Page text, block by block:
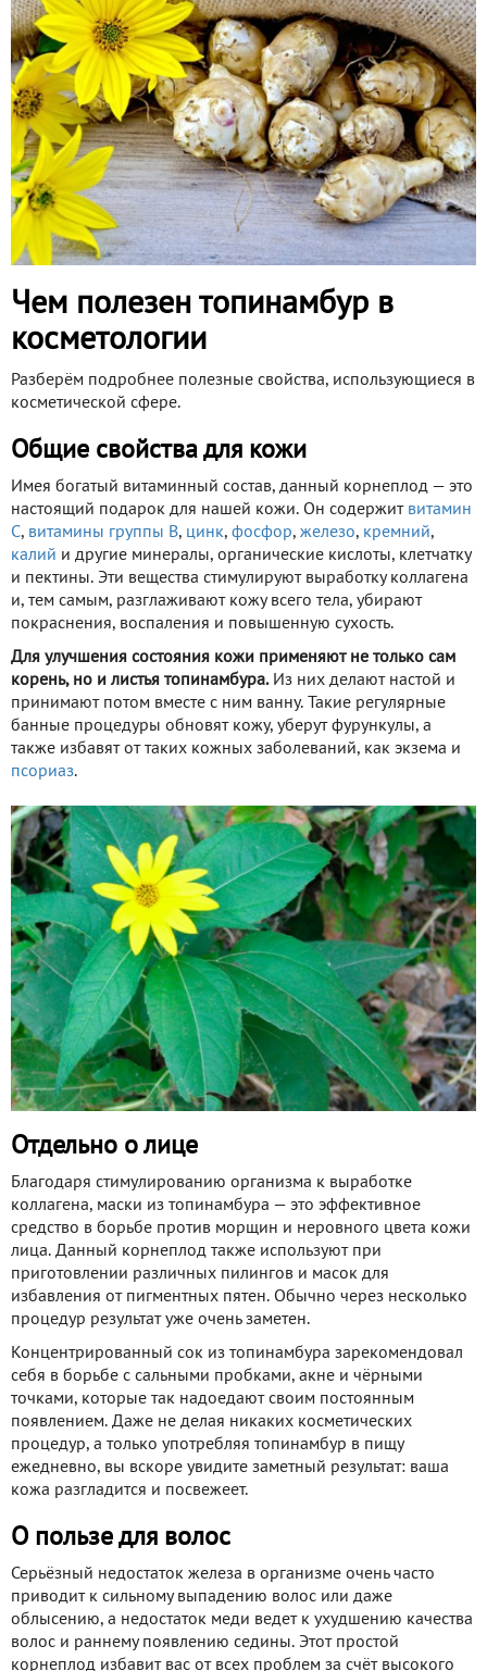
Чем полезен топинамбур в
косметологии
Разберём подробнее полезные свойства, использующиеся в
косметической сфере.
Общие свойства для кожи
Имея богатый витаминный состав, данный корнеплод — это
настоящий подарок для нашей кожи. Он содержит витамин
С, витамины группы В, цинк, фосфор, железо, кремний,
калий и другие минералы, органические кислоты, клетчатку
и пектины. Эти вещества стимулируют выработку коллагена
и, тем самым, разглаживают кожу всего тела, убирают
покраснения, воспаления и повышенную сухость.
Для улучшения состояния кожи применяют не только сам
корень, но и листья топинамбура.Из них делают настой и
принимают потом вместе с ним ванну. Такие регулярные
банные процедуры обновят кожу, уберут фурункулы, а
также избавят от таких кожных заболеваний, как экзема и
псориаз.
Отдельно о лице
Благодаря стимулированию организма к выработке
коллагена, маски из топинамбура — это эффективное
средство в борьбе против морщин и неровного цвета кожи
лица. Данный корнеплод также используют при
приготовлении различных пилингов и масок для
избавления от пигментных пятен. Обычно через несколько
процедур результат уже очень заметен.
Концентрированный сок из топинамбура зарекомендовал
себя в борьбе с сальными пробками, акне и чёрными
точками, которые так надоедают своим постоянным
появлением. Даже не делая никаких косметических
процедур, а только употребляя топинамбур в пищу
ежедневно, вы вскоре увидите заметный результат: ваша
кожа разгладится и посвежеет.
О пользе для волос
Серьёзный недостаток железа в организме очень часто
приводит к сильному выпадению волос или даже
облысению, а недостаток меди ведет к ухудшению качества
волос и раннему появлению седины. Этот простой
корнеплод избавит вас от всех проблем за счёт высокого